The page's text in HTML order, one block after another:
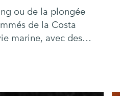
ou de la plongée
de la Costa
marine, avec des